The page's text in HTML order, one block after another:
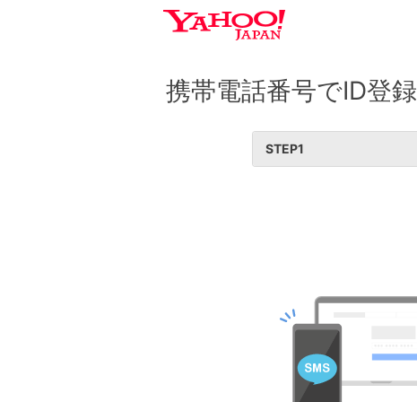
携帯電話番号でID登録
STEP1